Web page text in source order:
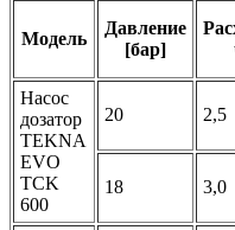
Модель
Давление
[бар]
Насос
дозатор
TEKNA
EVO
TCK
600
20
2,5
18
3,0